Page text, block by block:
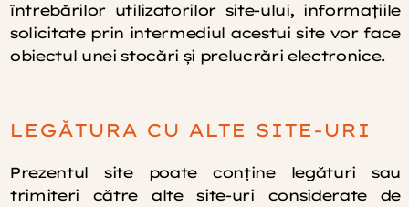
întrebărilor utilizatorilor site-ului, informaţiile
solicitate prin intermediul acestui site vor face
obiectul unei stocări şi prelucrări electronice.
LEGĂTURA CU ALTE SITE-URI
Prezentul site poate conţine legături sau
trimiteri către alte site-uri considerate de